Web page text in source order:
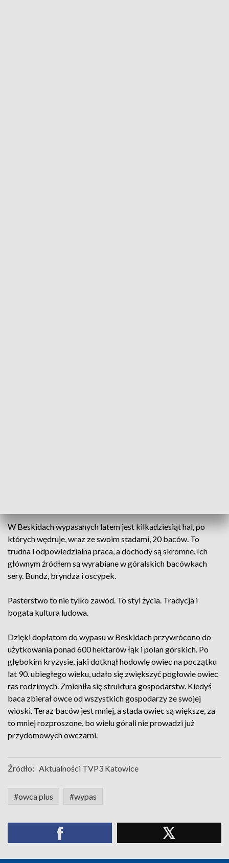
W Beskidach wypasanych latem jest kilkadziesiąt hal, po
których wędruje, wraz ze swoim stadami, 20 baców. To
trudna i odpowiedzialna praca, a dochody są skromne. Ich
głównym źródłem są wyrabiane w góralskich bacówkach
sery. Bundz, bryndza i oscypek.
Pasterstwo to nie tylko zawód. To styl życia. Tradycja i
bogata kultura ludowa.
Dzięki dopłatom do wypasu w Beskidach przywrócono do
użytkowania ponad 600 hektarów łąk i polan górskich. Po
głębokim kryzysie, jaki dotknął hodowlę owiec na początku
lat 90. ubiegłego wieku, udało się zwiększyć pogłowie owiec
ras rodzimych. Zmieniła się struktura gospodarstw. Kiedyś
baca zbierał owce od wszystkich gospodarzy ze swojej
wioski. Teraz baców jest mniej, a stada owiec są większe, za
to mniej rozproszone, bo wielu górali nie prowadzi już
przydomowych owczarni.
Źródło: Aktualności TVP3 Katowice
#owca plus #wypas